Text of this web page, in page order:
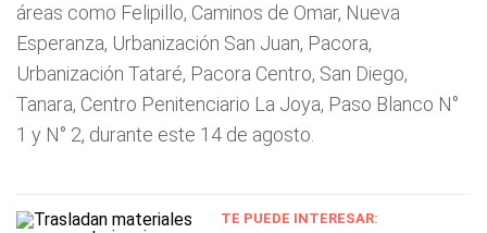
áreas como Felipillo, Caminos de Omar, Nueva
Esperanza, Urbanización San Juan, Pacora,
Urbanización Tataré, Pacora Centro, San Diego,
Tanara, Centro Penitenciario La Joya, Paso Blanco N°
1 y N° 2, durante este 14 de agosto.
TE PUEDE INTERESAR: